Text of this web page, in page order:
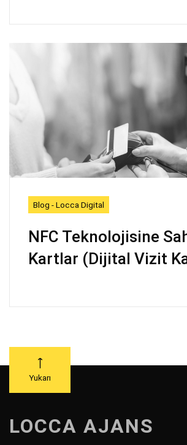
Blog - Locca Digital
NFC Teknolojisine
Kartlar (Dijital Vizit
LOCCA AJANS
Yukarı